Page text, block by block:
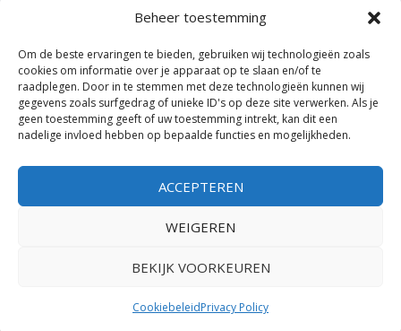
Beheer toestemming
Om de beste ervaringen te bieden, gebruiken wij technologieën zoals
cookies om informatie over je apparaat op te slaan en/of te
raadplegen. Door in te stemmen met deze technologieën kunnen wij
gegevens zoals surfgedrag of unieke ID's op deze site verwerken. Als je
geen toestemming geeft of uw toestemming intrekt, kan dit een
nadelige invloed hebben op bepaalde functies en mogelijkheden.
ACCEPTEREN
WEIGEREN
BEKIJK VOORKEUREN
CookiebeleidPrivacy Policy
Elegant Themes| Mogelijk gemaakt door